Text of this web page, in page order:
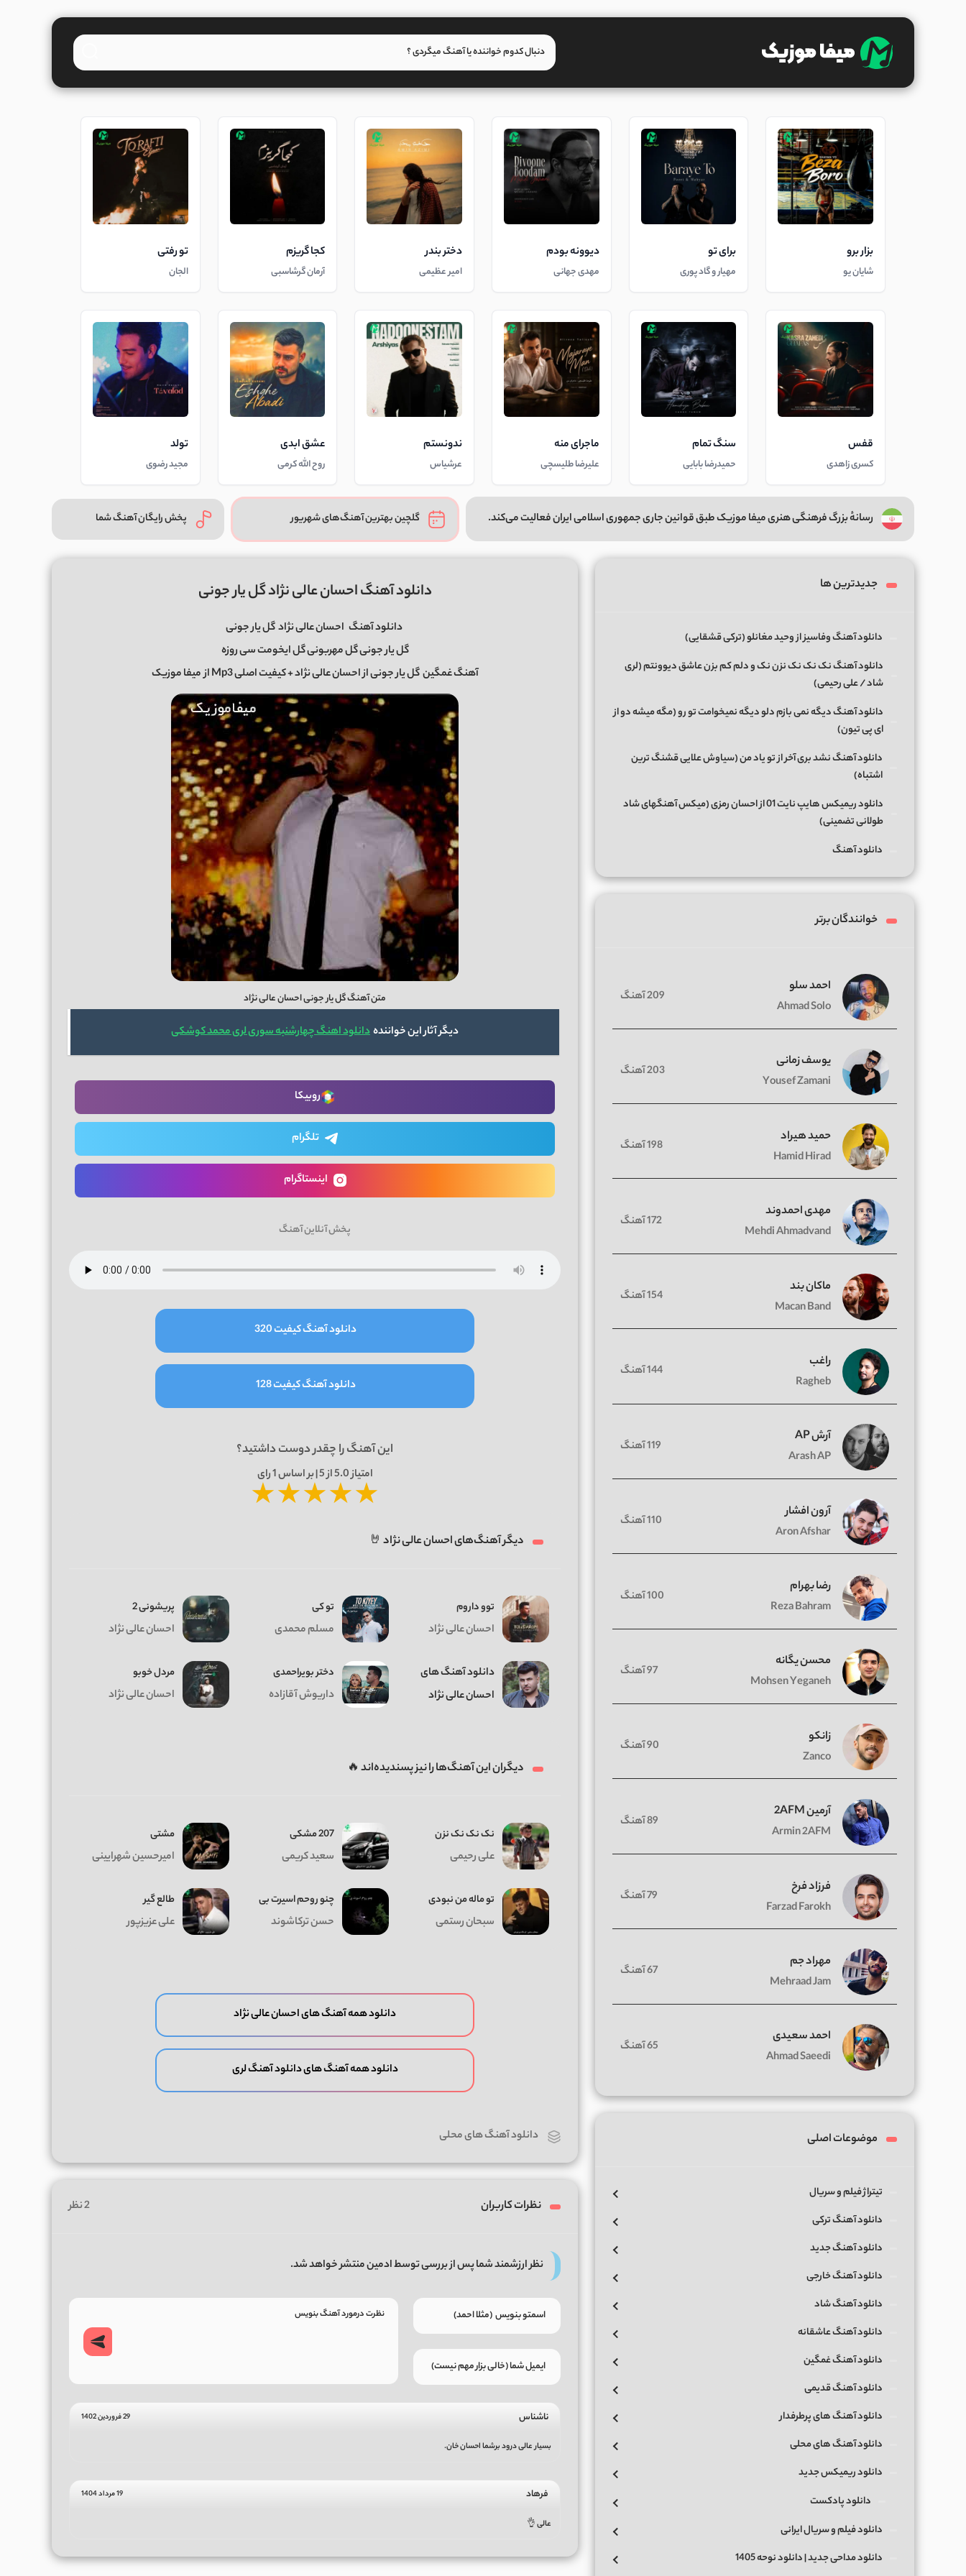
بزار برو
شایان یو
برای تو
مهیار و گاد پوری
دیوونه بودم
مهدی جهانی
دختر بندر
امیر عظیمی
کجا گریزم
آرمان گرشاسبی
تو رفتی
الجان
قفس
کسری زاهدی
سنگ تمام
حمیدرضا بابایی
ماجرای منه
علیرضا طلیسچی
ندونستم
عرشیاس
عشق ابدی
روح الله کرمی
تولد
مجید رضوی
رسانهٔ بزرگ فرهنگی هنری میفا موزیک طبق قوانین جاری جمهوری اسلامی ایران فعالیت می‌کند. گلچین بهترین آهنگ‌های شهریور پخش رایگان آهنگ شما
دانلود آهنگ احسان عالی نژاد گل یار جونی
دانلود آهنگ احسان عالی نژادگل یار جونی
گل یار جونی گل مهربونی گل ایخومت سی روزه
آهنگ غمگینگل یار جونیازاحسان عالی نژاد+ کیفیت اصلی Mp3 از میفا موزیک
متن آهنگ گل یار جونی احسان عالی نژاد
دیگر آثار این خوانندهدانلود اهنگ چهارشنبه سوری لری محمد کوشکی
روبیکا
تلگرام
اینستاگرام
پخش آنلاین آهنگ
دانلود آهنگ کیفیت 320
دانلود آهنگ کیفیت 128
این آهنگ را چقدر دوست داشتید؟
امتیاز5.0از 5 | بر اساس 1رای
★★★★★
دیگر آهنگ‌های احسان عالی نژاد 🤘
توو داروم
احسان عالی نژاد
تو کی
مسلم محمدی
پریشونی 2
احسان عالی نژاد
دانلود آهنگ های
احسان عالی نژاد
دختر بویراحمدی
داریوش آقازاده
مردل خوبو
احسان عالی نژاد
دیگران این آهنگ‌ها را نیز پسندیده‌اند 🔥
نک نک نک نزن
علی رحیمی
207 مشکی
سعید کریمی
مشتی
امیرحسین شهرایینی
تو ماله من نبودی
سبحان رستمی
چنو روحم اسیرت بی
حسن ترکاشوند
طالع گیر
علی عزیزپور
دانلود همه آهنگ های احسان عالی نژاد
دانلود همه آهنگ های دانلود آهنگ لری
دانلود آهنگ های محلی
نظرات کاربران 2 نظر
نظر ارزشمند شما پس از بررسی توسط ادمین منتشر خواهد شد.
ناشناس 29 فروردین 1402
بسیار عالی درود برشما احسان خان.
فرهاد 19 مرداد 1404
عالی 👌
جدیدترین ها
دانلود آهنگ وفاسیز از وحید مغانلو (ترکی قشقایی)
دانلود آهنگ نک نک نک نزن نک و دلم کم بزن عاشق دیوونتم (لری
شاد / علی رحیمی)
دانلود آهنگ دیگه نمی بازم دلو دیگه نمیخوامت تو رو (مگه میشه دو از
ای پی تیون)
دانلود آهنگ نشد بری آخر از تو یاد من (سیاوش علایی قشنگ ترین
اشتباه)
دانلود ریمیکس هایپ نایت 01 از احسان رمزی (میکس آهنگهای شاد
طولانی تضمینی)
دانلود آهنگ
خوانندگان برتر
احمد سلو
Ahmad Solo
209 آهنگ
یوسف زمانی
Yousef Zamani
203 آهنگ
حمید هیراد
Hamid Hirad
198 آهنگ
مهدی احمدوند
Mehdi Ahmadvand
172 آهنگ
ماکان بند
Macan Band
154 آهنگ
راغب
Ragheb
144 آهنگ
آرش AP
Arash AP
119 آهنگ
آرون افشار
Aron Afshar
110 آهنگ
رضا بهرام
Reza Bahram
100 آهنگ
محسن یگانه
Mohsen Yeganeh
97 آهنگ
زانکو
Zanco
90 آهنگ
آرمین 2AFM
Armin 2AFM
89 آهنگ
فرزاد فرخ
Farzad Farokh
79 آهنگ
مهراد جم
Mehraad Jam
67 آهنگ
احمد سعیدی
Ahmad Saeedi
65 آهنگ
موضوعات اصلی
تیتراژ فیلم و سریال
دانلود آهنگ ترکی
دانلود آهنگ جدید
دانلود آهنگ خارجی
دانلود آهنگ شاد
دانلود آهنگ عاشقانه
دانلود آهنگ غمگین
دانلود آهنگ قدیمی
دانلود آهنگ های پرطرفدار
دانلود آهنگ های محلی
دانلود ریمیکس جدید
دانلود پادکست
دانلود فیلم و سریال ایرانی
دانلود مداحی جدید | دانلود نوحه 1405